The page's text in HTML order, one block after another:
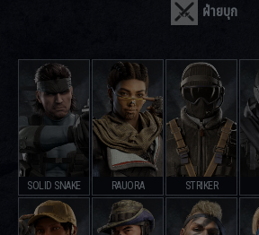
ฝ่ายบุก
SOLID SNAKE RAUORA STRIKER